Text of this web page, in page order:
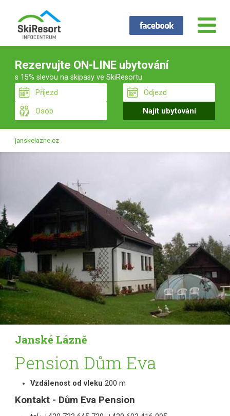
Rezervujte ON-LINE ubytování
s 15% slevou na skipasy ve SkiResortu
janskelazne.cz
Janské Lázně
Pension Dům Eva
Vzdálenost od vleku 200 m
Kontakt - Dům Eva Pension